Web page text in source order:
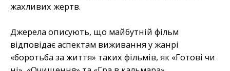
жахливих жертв.
Джерела описують, що майбутній фільм
відповідає аспектам виживання у жанрі
«боротьба за життя» таких фільмів, як «Готові чи